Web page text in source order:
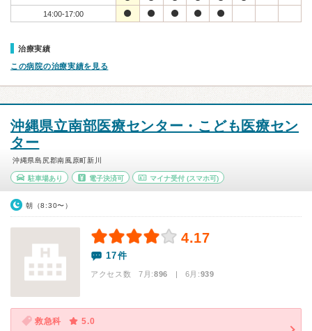
14:00-17:00
治療実績
この病院の治療実績を見る
沖縄県立南部医療センター・こども医療セン
ター
沖縄県島尻郡南風原町新川
駐車場あり 電子決済可 マイナ受付 (スマホ可)
朝（8:30〜）
4.17
17件
アクセス数 7月:896 | 6月:939
救急科
5.0